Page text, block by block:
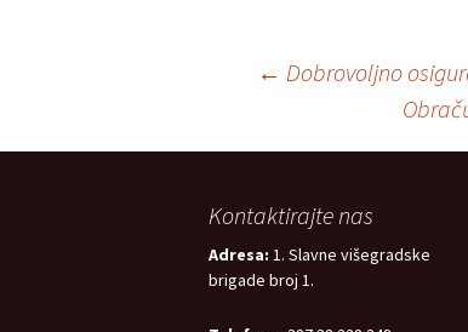
navigation
← Dobrovoljno
Kontaktirajte nas
Adresa: 1. Slavne višegradske
brigade broj 1.